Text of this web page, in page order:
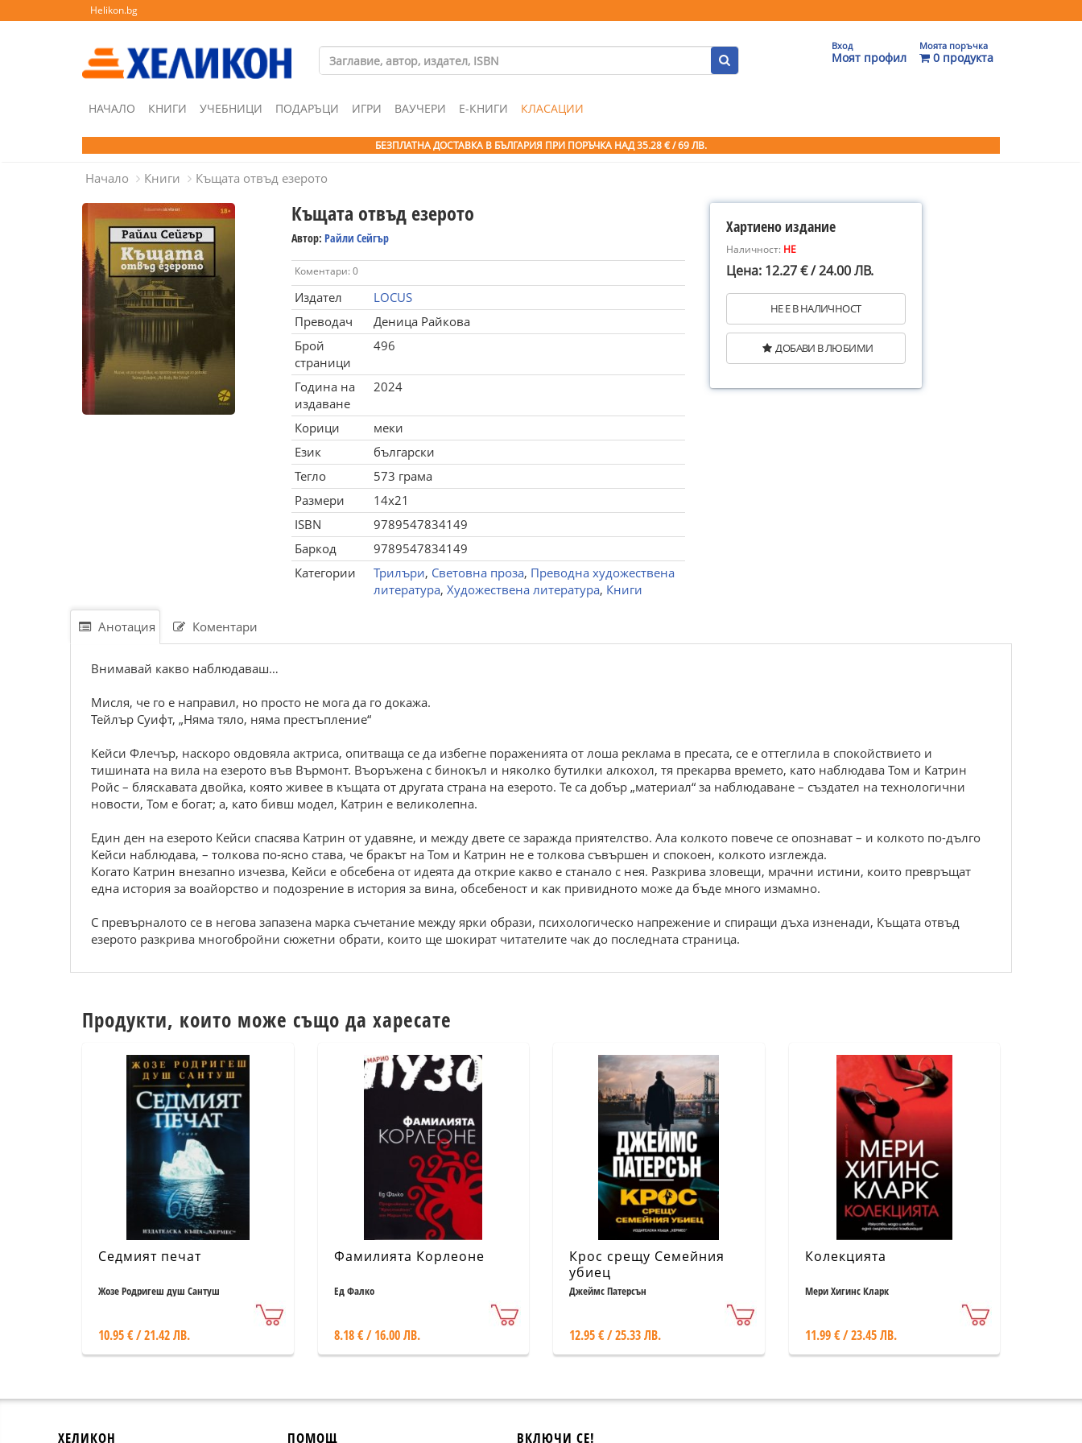
Helikon.bg
Вход
Моят профил
Моята поръчка
0 продукта
НАЧАЛО КНИГИ УЧЕБНИЦИ ПОДАРЪЦИ ИГРИ ВАУЧЕРИ Е-КНИГИ КЛАСАЦИИ
БЕЗПЛАТНА ДОСТАВКА В БЪЛГАРИЯ ПРИ ПОРЪЧКА НАД 35.28 € / 69 ЛВ.
Начало Книги Къщата отвъд езерото
Къщата отвъд езерото
Автор: Райли Сейгър
Коментари: 0
Издател
LOCUS
Преводач
Деница Райкова
Брой
страници
496
Година на
издаване
2024
Корици
меки
Език
български
Тегло
573 грама
Размери
14x21
ISBN
9789547834149
Баркод
9789547834149
Категории
Трилъри, Световна проза, Преводна художествена
литература, Художествена литература, Книги
Хартиено издание
Наличност: НЕ
Цена: 12.27 € / 24.00 ЛВ.
НЕ Е В НАЛИЧНОСТ
ДОБАВИ В ЛЮБИМИ
Анотация Коментари
Внимавай какво наблюдаваш…
Мисля, че го е направил, но просто не мога да го докажа.
Тейлър Суифт, „Няма тяло, няма престъпление“
Кейси Флечър, наскоро овдовяла актриса, опитваща се да избегне пораженията от лоша реклама в пресата, се е оттеглила в спокойствието и
тишината на вила на езерото във Върмонт. Въоръжена с бинокъл и няколко бутилки алкохол, тя прекарва времето, като наблюдава Том и Катрин
Ройс – бляскавата двойка, която живее в къщата от другата страна на езерото. Те са добър „материал“ за наблюдаване – създател на технологични
новости, Том е богат; а, като бивш модел, Катрин е великолепна.
Един ден на езерото Кейси спасява Катрин от удавяне, и между двете се заражда приятелство. Ала колкото повече се опознават – и колкото по-дълго
Кейси наблюдава, – толкова по-ясно става, че бракът на Том и Катрин не е толкова съвършен и спокоен, колкото изглежда.
Когато Катрин внезапно изчезва, Кейси е обсебена от идеята да открие какво е станало с нея. Разкрива зловещи, мрачни истини, които превръщат
една история за воайорство и подозрение в история за вина, обсебеност и как привидното може да бъде много измамно.
С превърналото се в негова запазена марка съчетание между ярки образи, психологическо напрежение и спиращи дъха изненади, Къщата отвъд
езерото разкрива многобройни сюжетни обрати, които ще шокират читателите чак до последната страница.
Продукти, които може също да харесате
Седмият печат
Жозе Родригеш душ Сантуш
10.95 € / 21.42 ЛВ.
Фамилията Корлеоне
Ед Фалко
8.18 € / 16.00 ЛВ.
Крос срещу Семейния
убиец
Джеймс Патерсън
12.95 € / 25.33 ЛВ.
Колекцията
Мери Хигинс Кларк
11.99 € / 23.45 ЛВ.
ХЕЛИКОН ПОМОЩ ВКЛЮЧИ СЕ!